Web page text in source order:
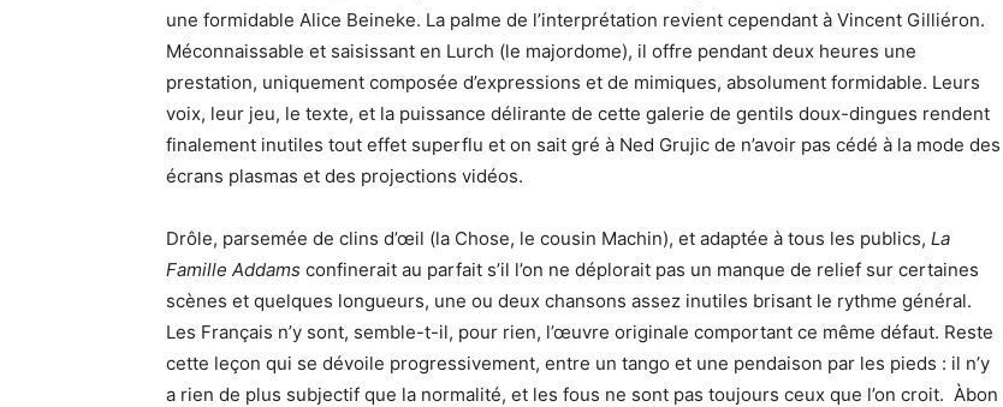
une formidable Alice Beineke. La palme de l’interprétation revient cependant à Vincent Gilliéron.
Méconnaissable et saisissant en Lurch (le majordome), il offre pendant deux heures une
prestation, uniquement composée d’expressions et de mimiques, absolument formidable. Leurs
voix, leur jeu, le texte, et la puissance délirante de cette galerie de gentils doux-dingues rendent
finalement inutiles tout effet superflu et on sait gré à Ned Grujic de n’avoir pas cédé à la mode des
écrans plasmas et des projections vidéos.
Drôle, parsemée de clins d’œil (la Chose, le cousin Machin), et adaptée à tous les publics, La
Famille Addams confinerait au parfait s’il l’on ne déplorait pas un manque de relief sur certaines
scènes et quelques longueurs, une ou deux chansons assez inutiles brisant le rythme général.
Les Français n’y sont, semble-t-il, pour rien, l’œuvre originale comportant ce même défaut. Reste
cette leçon qui se dévoile progressivement, entre un tango et une pendaison par les pieds : il n’y
a rien de plus subjectif que la normalité, et les fous ne sont pas toujours ceux que l’on croit. Àbon